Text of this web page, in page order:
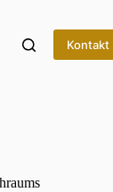
SKS beiKontakt